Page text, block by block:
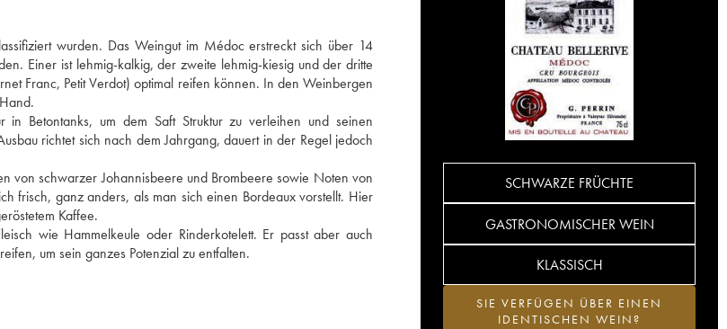
wurden. Das Weingut im Médoc erstreckt sich über 14
Einer ist lehmig-kalkig, der zweite lehmig-kiesig und der dritte
Franc, Petit Verdot) optimal reifen können. In den Weinbergen
Betontanks, um dem Saft Struktur zu verleihen und seinen
richtet sich nach dem Jahrgang, dauert in der Regel jedoch
von schwarzer Johannisbeere und Brombeere sowie Noten von
frisch, ganz anders, als man sich einen Bordeaux vorstellt. Hier
Kaffee.
wie Hammelkeule oder Rinderkotelett. Er passt aber auch
um sein ganzes Potenzial zu entfalten.
SCHWARZE FRÜCHTE
GASTRONOMISCHER WEIN
KLASSISCH
SIE VERFÜGEN ÜBER EINEN
IDENTISCHEN WEIN?